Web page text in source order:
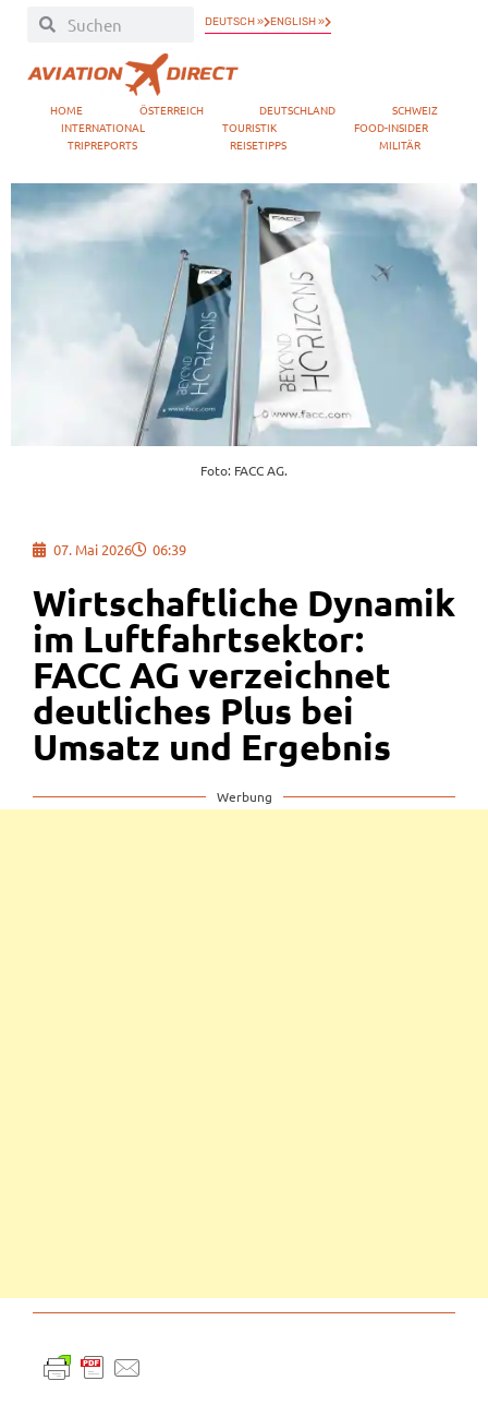
DEUTSCH » ENGLISH »
HOME ÖSTERREICH DEUTSCHLAND
SCHWEIZ
INTERNATIONAL
TOURISTIK
FOOD-INSIDER
TRIPREPORTS
REISETIPPS MILITÄR
Foto: FACC AG.
07. Mai 2026 06:39
Wirtschaftliche Dynamik
im Luftfahrtsektor:
FACC AG verzeichnet
deutliches Plus bei
Umsatz und Ergebnis
Werbung